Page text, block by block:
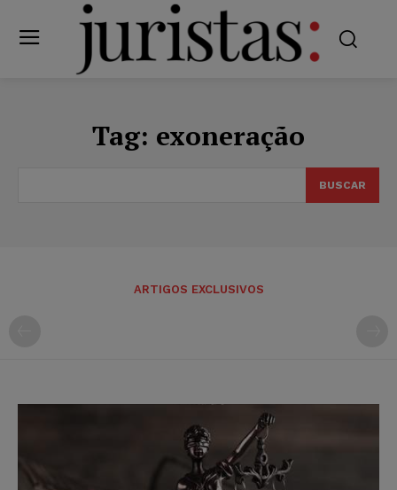
Tag: exoneração
BUSCAR
ARTIGOS EXCLUSIVOS